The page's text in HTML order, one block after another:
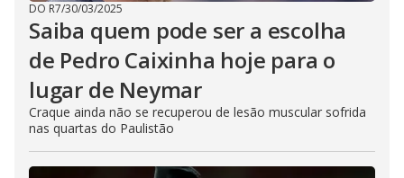
DO R7/30/03/2025
Saiba quem pode ser a escolha
de Pedro Caixinha hoje para o
lugar de Neymar
Craque ainda não se recuperou de lesão muscular sofrida
nas quartas do Paulistão